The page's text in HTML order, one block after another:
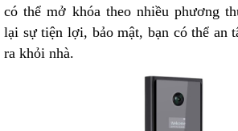
có thể mở khóa theo nhiều phương
lại sự tiện lợi, bảo mật, bạn có thể an
ra khỏi nhà.